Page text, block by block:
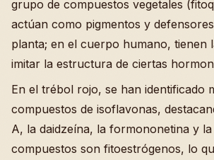
grupo de compuestos vegetales
actúan como pigmentos y
planta; en el cuerpo humano, tienen
imitar la estructura de ciertas
En el trébol rojo, se han identificado
compuestos de isoflavonas,
A, la daidzeína, la formononetina y la
compuestos son fitoestrógenos, lo